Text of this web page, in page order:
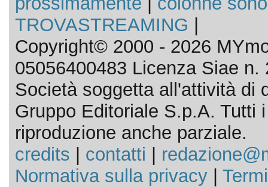
TROVASTREAMING
Copyright© 2000 - 2026
05056400483 Licenza Siae n.
Società soggetta all'attività di
Gruppo Editoriale S.p.A. Tutti
riproduzione anche parziale.
credits
contatti
Normativa sulla privacy|